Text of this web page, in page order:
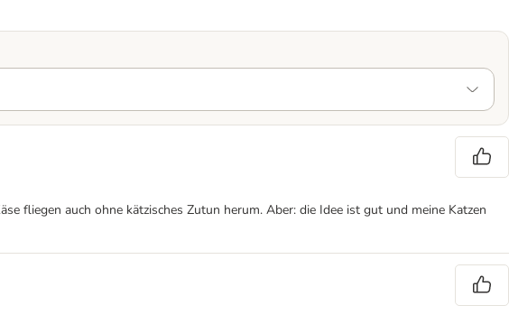
fliegen auch ohne kätzisches Zutun herum. Aber: die Idee ist gut und meine Katzen